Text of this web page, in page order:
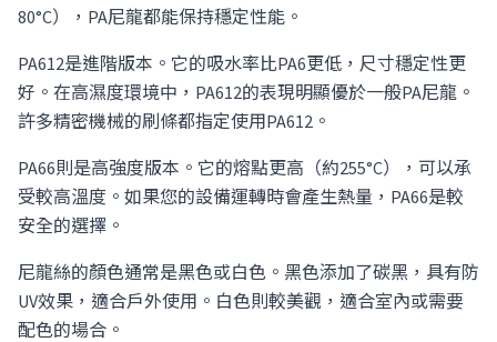
80°C），PA尼龍都能保持穩定性能。
PA612是進階版本。它的吸水率比PA6更低，尺寸穩定性更
好。在高濕度環境中，PA612的表現明顯優於一般PA尼龍。
許多精密機械的刷條都指定使用PA612。
PA66則是高強度版本。它的熔點更高（約255°C），可以承
受較高溫度。如果您的設備運轉時會產生熱量，PA66是較
安全的選擇。
尼龍絲的顏色通常是黑色或白色。黑色添加了碳黑，具有防
UV效果，適合戶外使用。白色則較美觀，適合室內或需要
配色的場合。